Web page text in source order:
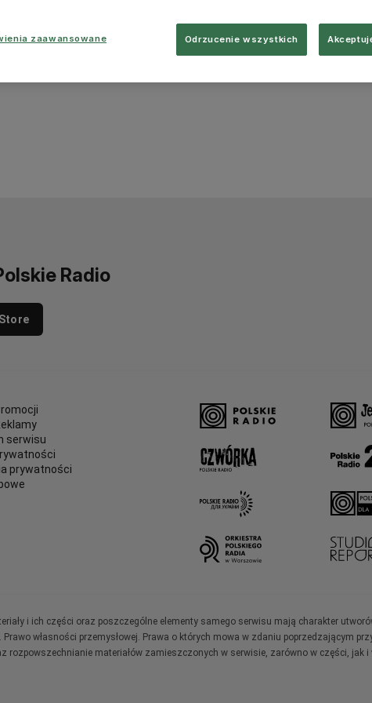
Radio
serwisu
prywatności
i ich części oraz poszczególne elementy samego serwisu mają charakter
własności przemysłowej. Prawa o których mowa w zdaniu poprzedzającym
rozpowszechnianie materiałów zamieszczonych w serwisie, zarówno w części, jak
zaawansowane Odrzucenie wszystkich